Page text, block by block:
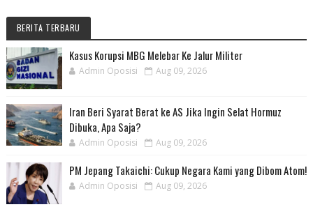
BERITA TERBARU
Kasus Korupsi MBG Melebar Ke Jalur Militer
Admin Oposisi Aug 09, 2026
Iran Beri Syarat Berat ke AS Jika Ingin Selat Hormuz
Dibuka, Apa Saja?
Admin Oposisi Aug 09, 2026
PM Jepang Takaichi: Cukup Negara Kami yang Dibom Atom!
Admin Oposisi Aug 09, 2026